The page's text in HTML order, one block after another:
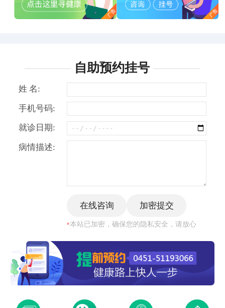
自助预约挂号
姓 名:
手机号码:
就诊日期:
病情描述:
*本站已加密，确保您的隐私安全，请放心